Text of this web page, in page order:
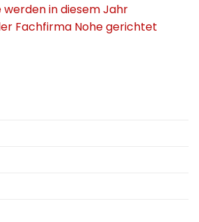
werden in diesem Jahr
Fachfirma Nohe gerichtet